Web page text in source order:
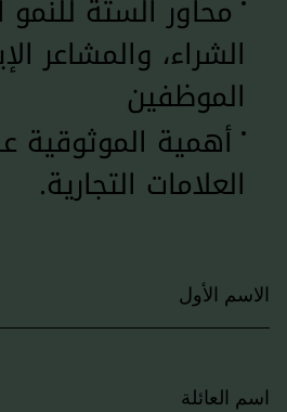
محاور الستة للنمو
الشراء، والمشاعر
الموظفين
أهمية الموثوقية
العلامات التجارية.
الاسم الأول
اسم العائلة